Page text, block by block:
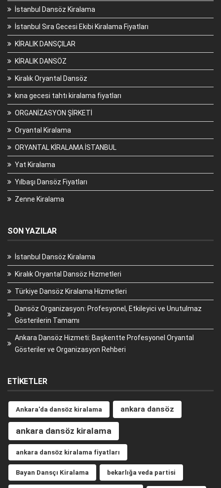
İstanbul Dansöz Kiralama
İstanbul Sıra Gecesi Ekibi Kiralama Fiyatları
KİRALIK DANSÇILAR
KİRALIK DANSÖZ
Kiralık Oryantal Dansöz
kına gecesi tahtı kiralama fiyatları
ORGANİZASYON ŞİRKETİ
Oryantal Kiralama
ORYANTAL KİRALAMA İSTANBUL
Yat Kiralama
Yılbaşı Dansöz Fiyatları
Zenne Kiralama
SON YAZILAR
İstanbul Dansöz Kiralama
Kiralık Oryantal Dansöz Hizmetleri
Türkiye Dansöz Kiralama Hizmetleri
Dansöz Organizasyon: Profesyonel, Etkileyici ve Unutulmaz
Gösterilerin Tamamı
Ankara Dansöz Hizmeti: Başkentte Profesyonel Oryantal
Gösteriler ve Organizasyon Rehberi
ETIKETLER
Ankara'da dansöz kiralama ankara dansöz
ankara dansöz kiralama
ankara dansöz kiralama fiyatları
Bayan Dansçı Kiralama bekarlığa veda partisi